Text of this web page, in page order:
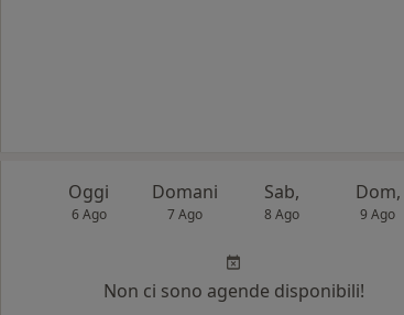
Oggi
6 Ago
Domani
7 Ago
Sab,
8 Ago
Dom,
9 Ago
Non ci sono agende disponibili!